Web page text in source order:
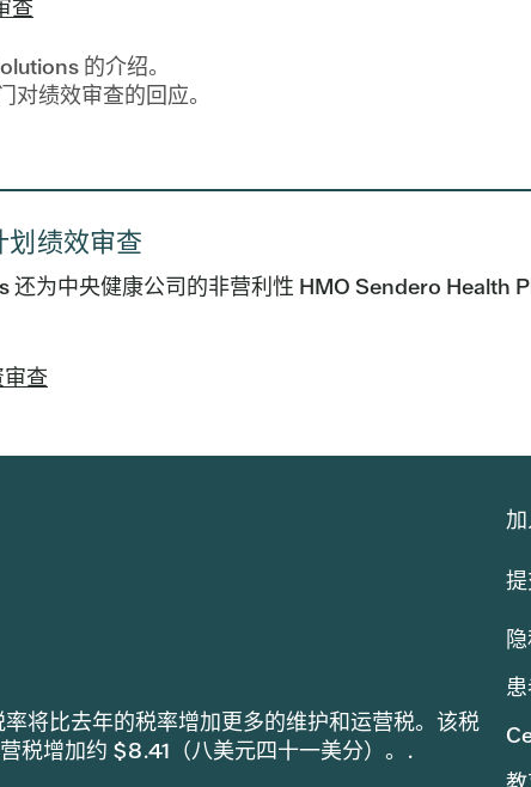
查
的介绍。
对绩效审查的回应。
绩效审查
还为中央健康公司的非营利性 HMO Sendero Health
查
将比去年的税率增加更多的维护和运营税。该税
税增加约 $8.41（八美元四十一美分）。.